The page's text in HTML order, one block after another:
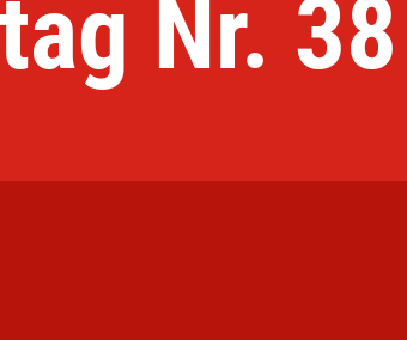
Nr. 38